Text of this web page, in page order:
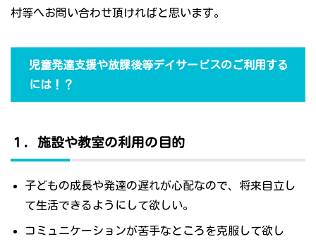
村等へお問い合わせ頂ければと思います。
児童発達支援や放課後等デイサービスのご利用する
には！？
１．施設や教室の利用の目的
子どもの成長や発達の遅れが心配なので、将来自立し
て生活できるようにして欲しい。
コミュニケーションが苦手なところを克服して欲し